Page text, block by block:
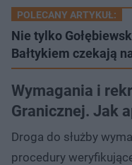
POLECANY ARTYKUŁ:
Nie tylko
Bałtykiem czekają
Wymagania i
Granicznej. Jak
Droga do służby
procedury